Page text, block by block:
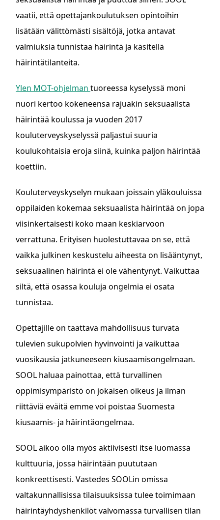
vaatii, että opettajankoulutuksen opintoihin
lisätään välittömästi sisältöjä, jotka antavat
valmiuksia tunnistaa häirintä ja käsitellä
häirintätilanteita.
Ylen MOT-ohjelman tuoreessa kyselyssä moni
nuori kertoo kokeneensa rajuakin seksuaalista
häirintää koulussa ja vuoden 2017
kouluterveyskyselyssä paljastui suuria
koulukohtaisia eroja siinä, kuinka paljon häirintää
koettiin.
Kouluterveyskyselyn mukaan joissain yläkouluissa
oppilaiden kokemaa seksuaalista häirintää on jopa
viisinkertaisesti koko maan keskiarvoon
verrattuna. Erityisen huolestuttavaa on se, että
vaikka julkinen keskustelu aiheesta on lisääntynyt,
seksuaalinen häirintä ei ole vähentynyt. Vaikuttaa
siltä, että osassa kouluja ongelmia ei osata
tunnistaa.
Opettajille on taattava mahdollisuus turvata
tulevien sukupolvien hyvinvointi ja vaikuttaa
vuosikausia jatkuneeseen kiusaamisongelmaan.
SOOL haluaa painottaa, että turvallinen
oppimisympäristö on jokaisen oikeus ja ilman
riittäviä eväitä emme voi poistaa Suomesta
kiusaamis- ja häirintäongelmaa.
SOOL aikoo olla myös aktiivisesti itse luomassa
kulttuuria, jossa häirintään puututaan
konkreettisesti. Vastedes SOOLin omissa
valtakunnallisissa tilaisuuksissa tulee toimimaan
häirintäyhdyshenkilöt valvomassa turvallisen tilan